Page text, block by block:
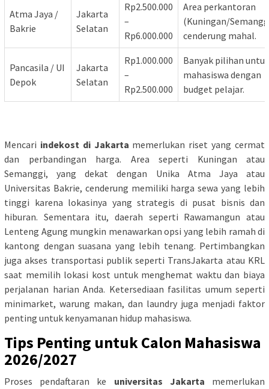
Atma Jaya /
Bakrie
Jakarta
Selatan
Rp2.500.000
–
Rp6.000.000
Area perkantoran
(Kuningan/
cenderung mahal.
Pancasila / UI
Depok
Jakarta
Selatan
Rp1.000.000
–
Rp2.500.000
Banyak pilihan untuk
mahasiswa dengan
budget pelajar.
Mencari indekost di Jakarta memerlukan riset yang cermat
dan perbandingan harga. Area seperti Kuningan atau
Semanggi, yang dekat dengan Unika Atma Jaya atau
Universitas Bakrie, cenderung memiliki harga sewa yang lebih
tinggi karena lokasinya yang strategis di pusat bisnis dan
hiburan. Sementara itu, daerah seperti Rawamangun atau
Lenteng Agung mungkin menawarkan opsi yang lebih ramah di
kantong dengan suasana yang lebih tenang. Pertimbangkan
juga akses transportasi publik seperti TransJakarta atau KRL
saat memilih lokasi kost untuk menghemat waktu dan biaya
perjalanan harian Anda. Ketersediaan fasilitas umum seperti
minimarket, warung makan, dan laundry juga menjadi faktor
penting untuk kenyamanan hidup mahasiswa.
Tips Penting untuk Calon Mahasiswa
2026/2027
Proses pendaftaran ke universitas Jakarta memerlukan